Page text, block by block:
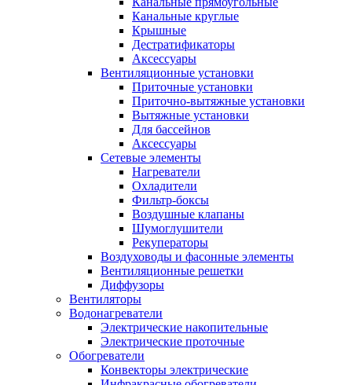
Канальные круглые
Крышные
Дестратификаторы
Аксессуары
Вентиляционные установки
Приточные установки
Приточно-вытяжные установки
Вытяжные установки
Для бассейнов
Аксессуары
Сетевые элементы
Нагреватели
Охладители
Фильтр-боксы
Воздушные клапаны
Шумоглушители
Рекуператоры
Воздуховоды и фасонные элементы
Вентиляционные решетки
Диффузоры
Вентиляторы
Водонагреватели
Электрические накопительные
Электрические проточные
Обогреватели
Конвекторы электрические